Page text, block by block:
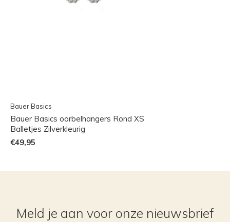
Bauer Basics
Bauer Basics oorbelhangers Rond XS
Balletjes Zilverkleurig
€49,95
Meld je aan voor onze nieuwsbrief